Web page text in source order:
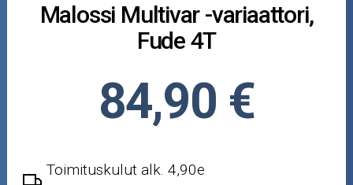
Mönkijän osat
Puutarha ja metsä
Ajovarusteet
Renkaat ja vanteet
Malossi Multivar -variaattori,
Fude 4T
84,90 €
Toimituskulut alk. 4,90e